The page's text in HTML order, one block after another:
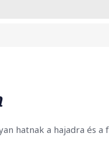
hatnak a hajadra és a